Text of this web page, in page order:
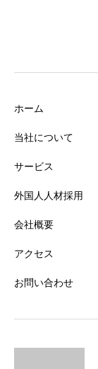
ホーム
当社について
サービス
外国人人材採用
会社概要
アクセス
お問い合わせ